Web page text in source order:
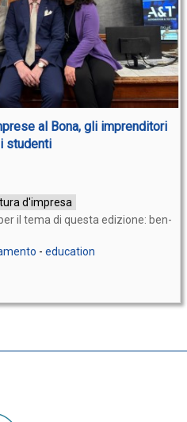
al Bona, gli imprenditori
studenti
d'impresa
il tema di questa edizione: ben-
- education